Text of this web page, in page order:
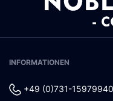
INFORMATIONEN
+49 (0)731-15979940